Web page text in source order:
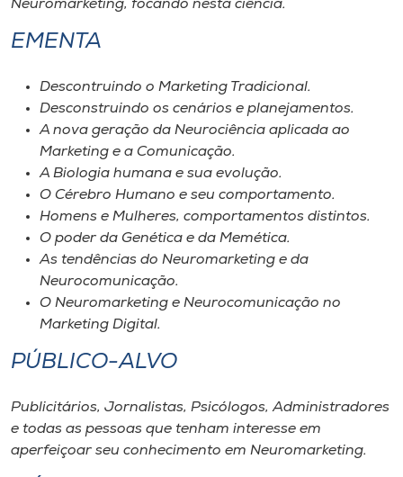
Selecione
Neuromarketing, focando nesta ciência.
EMENTA
Descontruindo o Marketing Tradicional.
Desconstruindo os cenários e planejamentos.
A nova geração da Neurociência aplicada ao
Marketing e a Comunicação.
A Biologia humana e sua evolução.
O Cérebro Humano e seu comportamento.
Homens e Mulheres, comportamentos distintos.
O poder da Genética e da Memética.
As tendências do Neuromarketing e da
Neurocomunicação.
O Neuromarketing e Neurocomunicação no
Marketing Digital.
PÚBLICO-ALVO
Publicitários, Jornalistas, Psicólogos, Administradores
e todas as pessoas que tenham interesse em
aperfeiçoar seu conhecimento em Neuromarketing.